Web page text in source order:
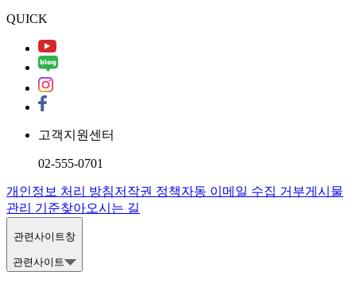
QUICK
고객지원센터
02-555-0701
개인정보 처리 방침저작권 정책자동 이메일 수집 거부게시물
관리 기준찾아오시는 길
관련사이트창
관련사이트